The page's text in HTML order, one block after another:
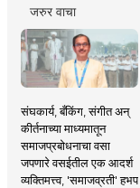
जरुर वाचा
संघकार्य, बँकिंग, संगीत अन्
कीर्तनाच्या माध्यमातून
समाजप्रबोधनाचा वसा
जपणारे वसईतील एक आदर्श
व्यक्तिमत्त्व, 'समाजव्रती' हभप